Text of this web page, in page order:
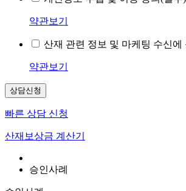
약관보기
산재 관련 정보 및 마케팅 수신에
약관보기
상담신청
빠른 상담 신청
산재보상금 계산기
승인사례